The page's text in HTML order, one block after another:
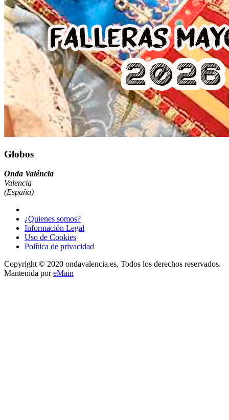
Globos
Onda Valéncia
Valencia
(España)
¿Quienes somos?
Información Legal
Uso de Cookies
Política de privacidad
Copyright © 2020 ondavalencia.es, Todos los derechos reservados.
Mantenida poreMain